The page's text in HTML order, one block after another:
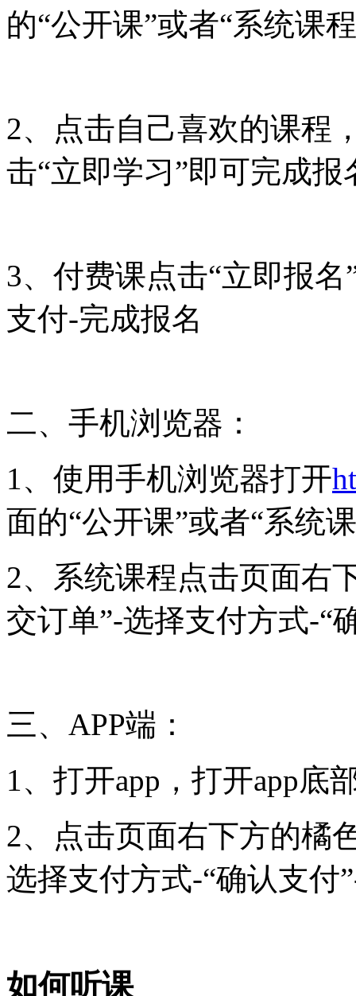
的“公开课”或者“系统课
2、点击自己喜欢的课程
击“立即学习”即可完成报
3、付费课点击“立即报
支付-完成报名
二、手机浏览器：
1、使用手机浏览器打开
面的“公开课”或者“系统
2、系统课程点击页面右
交订单”-选择支付方式-“
三、APP端：
1、打开app，打开app底
2、点击页面右下方的橘
选择支付方式-“确认支付
如何听课